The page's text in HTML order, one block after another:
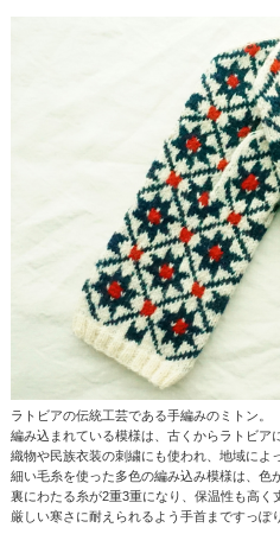
ラトビアの伝統工芸である手編みのミトン。
編み込まれている模様は、古くからラトビア
織物や民族衣装の刺繍にも使われ、地域によ
細い毛糸を使った多色の編み込み模様は、色
裏にわたる糸が2重3重になり、保温性も高く
厳しい寒さに耐えられるよう手首まですっぽ